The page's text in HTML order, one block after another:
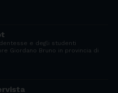
e degli studenti
Giordano Bruno in provincia di